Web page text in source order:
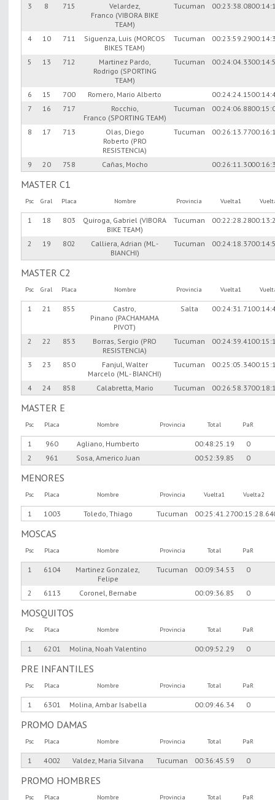
3 8 715
Velardez,
Franco (VIBORA BIKE
TEAM)
Tucuman 00:23:38.08
4 10 711
Siguenza, Luis (MORCOS
BIKES TEAM)
Tucuman 00:23:59.29
5 13 712
Martinez Pardo,
Rodrigo (SPORTING
TEAM)
Tucuman 00:24:04.33
6 15 700 Romero, Mario Alberto 00:24:24.15
7
16 717
Rocchio,
Franco (SPORTING TEAM)
Tucuman 00:24:06.88
8 17 713
Olas, Diego
Roberto (PRO
RESISTENCIA)
Tucuman 00:26:13.77
9 20 758 Cañas, Mocho 00:26:11.30
MASTER C1
Psc Gral Placa Nombre Provincia Vuelta1
1 18 803
Quiroga, Gabriel (VIBORA
BIKE TEAM)
Tucuman 00:22:28.28
2 19 802
Calliera, Adrian (ML -
BIANCHI)
Tucuman 00:24:18.37
MASTER C2
Psc Gral Placa Nombre Provincia Vuelta1
1 21 855
Castro,
Pinano (PACHAMAMA
PIVOT)
Salta 00:24:31.71
2 22 853
Borras, Sergio (PRO
RESISTENCIA)
Tucuman 00:24:39.41
3 23 850
Fanjul, Walter
Marcelo (ML - BIANCHI)
Tucuman 00:25:05.34
4 24 858 Calabretta, Mario Tucuman 00:26:58.37
MASTER E
Psc Placa Nombre Provincia Total PaR
1 960 Agliano, Humberto 00:48:25.19
0
2
961 Sosa, Americo Juan 00:52:39.85 0
MENORES
Psc Placa Nombre Provincia Vuelta1 Vuelta2
1 1003 Toledo, Thiago Tucuman 00:25:41.2700:15:28.64
MOSCAS
Psc Placa Nombre Provincia Total PaR
1 6104
Martinez Gonzalez,
Felipe
Tucuman 00:09:34.53 0
2 6113 Coronel, Bernabe 00:09:36.85 0
MOSQUITOS
Psc Placa Nombre Provincia Total PaR
1 6201 Molina, Noah Valentino 00:09:52.29 0
PRE INFANTILES
Psc Placa Nombre Provincia Total PaR
1 6301 Molina, Ambar Isabella 00:09:46.34 0
PROMO DAMAS
Psc Placa Nombre Provincia Total PaR
1 4002 Valdez, Maria Silvana Tucuman 00:36:45.59 0
PROMO HOMBRES
Psc Placa Nombre Provincia Total PaR